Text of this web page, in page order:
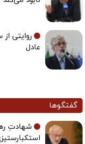
روایتی
عادل
گفتگوها
شهادتِ